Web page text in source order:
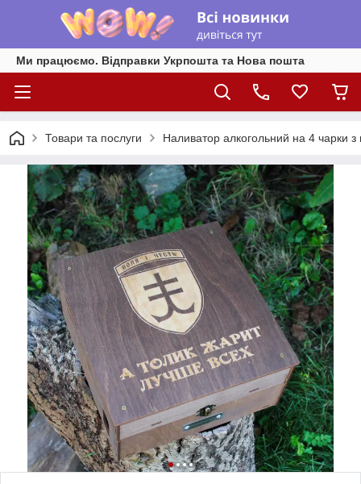
Ми працюємо. Відправки Укрпошта та Нова пошта
Товари та послуги Наливатор алкогольний на 4 чарки